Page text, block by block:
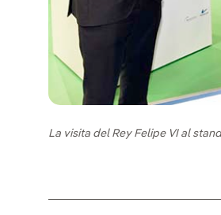
La visita del Rey Felipe VI al